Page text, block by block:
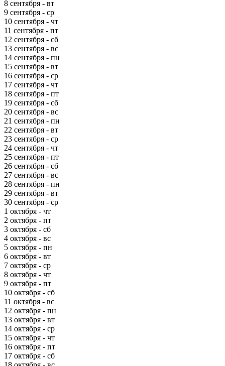
8 сентября - вт
9 сентября - ср
10 сентября - чт
11 сентября - пт
12 сентября - сб
13 сентября - вс
14 сентября - пн
15 сентября - вт
16 сентября - ср
17 сентября - чт
18 сентября - пт
19 сентября - сб
20 сентября - вс
21 сентября - пн
22 сентября - вт
23 сентября - ср
24 сентября - чт
25 сентября - пт
26 сентября - сб
27 сентября - вс
28 сентября - пн
29 сентября - вт
30 сентября - ср
1 октября - чт
2 октября - пт
3 октября - сб
4 октября - вс
5 октября - пн
6 октября - вт
7 октября - ср
8 октября - чт
9 октября - пт
10 октября - сб
11 октября - вс
12 октября - пн
13 октября - вт
14 октября - ср
15 октября - чт
16 октября - пт
17 октября - сб